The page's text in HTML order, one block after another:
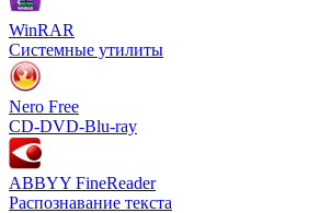
WinRAR
Системные утилиты
Nero Free
CD-DVD-Blu-ray
ABBYY FineReader
Распознавание текста